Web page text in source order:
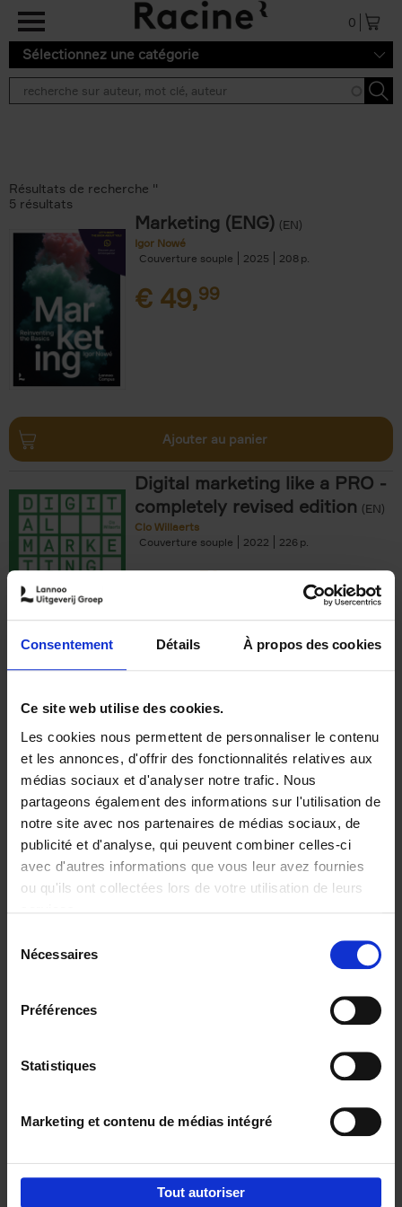
Consentement Détails À propos des cookies
Ce site web utilise des cookies.
Les cookies nous permettent de personnaliser le contenu
et les annonces, d'offrir des fonctionnalités relatives aux
médias sociaux et d'analyser notre trafic. Nous
partageons également des informations sur l'utilisation de
notre site avec nos partenaires de médias sociaux, de
publicité et d'analyse, qui peuvent combiner celles-ci
avec d'autres informations que vous leur avez fournies
ou qu'ils ont collectées lors de votre utilisation de leurs
Nécessaires
Préférences
Statistiques
Marketing et contenu de médias intégré
Tout autoriser
Aller au contenu principal
0
Sélectionnez une catégorie
Résultats de recherche ''
5 résultats
Marketing (ENG) (EN)
Igor Nowé
Couverture souple
2025 208
€ 49,99
Ajouter au panier
Digital marketing like a PRO -
completely revised edition (EN)
Clo Willaerts
Couverture souple
2022 226
€35,50
The Offer You Can't
Refuse
Steven Van Belleghem
Couverture souple
2020 256
€37,50
Building Bonds = Building